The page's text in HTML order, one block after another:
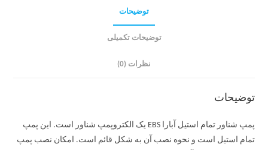
توضیحات
توضیحات تکمیلی
نظرات (0)
توضیحات
پمپ شناور تمام استیل آبارا EBS یک الکتروپمپ شناور است. این پمپ
تمام استیل است و نحوه نصب آن به شکل قائم است. امکان نصب پمپ